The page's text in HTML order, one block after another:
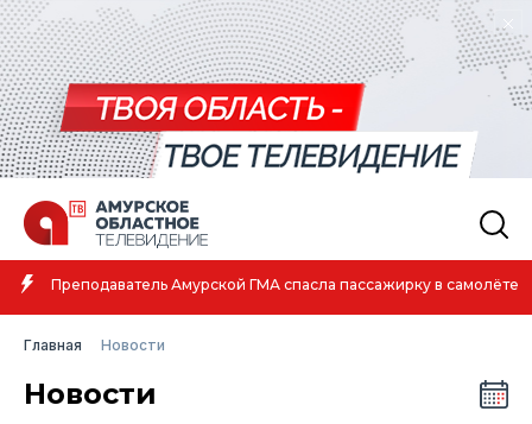
Преподаватель Амурской ГМА спасла пассажирку в самолёте
Главная Новости
Новости